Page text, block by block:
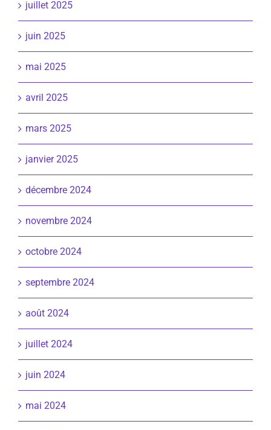
juillet 2025
juin 2025
mai 2025
avril 2025
mars 2025
janvier 2025
décembre 2024
novembre 2024
octobre 2024
septembre 2024
août 2024
juillet 2024
juin 2024
mai 2024